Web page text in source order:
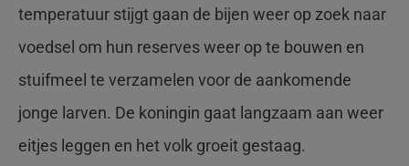
temperatuur stijgt gaan de bijen weer op zoek naar
voedsel om hun reserves weer op te bouwen en
stuifmeel te verzamelen voor de aankomende
jonge larven. De koningin gaat langzaam aan weer
eitjes leggen en het volk groeit gestaag.